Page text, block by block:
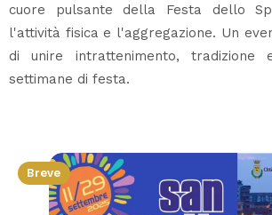
cuore pulsante della Festa dello
l'attività fisica e l'aggregazione. Un
di unire intrattenimento, tradizione
settimane di festa.
Breve